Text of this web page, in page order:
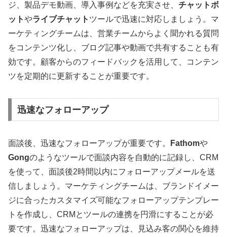
ジ、製品デモ動画、導入事例などを充実させ、 チャットボ
ットやライブチャット ツールで迅速に対応しましょう 。マ
ーケティングチームは、営業チームからよく聞かれる質問
をコンテンツ化し、ブログ記事や動画で共有することも有
効です。顧客からのフィードバックを活用して、コンテン
ツを定期的に更新することが重要です。
迅速なフォローアップ
面談後、迅速なフォローアップが重要です。 Fathomや
Gongのようなツールで面談内容を自動的に記録し、CRM
を使って、面談後2時間以内にフォローアップメールを送
信しましょう 。マーケティングチームは、ブランドイメー
ジに合ったカスタマイズ可能なフォローアップテンプレー
トを作成し、CRMとツールの連携を円滑にすることが必
要です。迅速なフォローアップは、見込み客の関心を維持